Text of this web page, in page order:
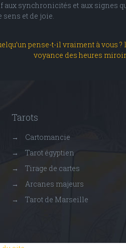
synchronicités et aux signes
et de joie.
pense-t-il vraiment à vous ?
voyance des heures
Tarots
→
Cartomancie
→
Tarot égyptien
→
Tirage de cartes
→
Arcanes majeurs
→
Tarot de Marseille